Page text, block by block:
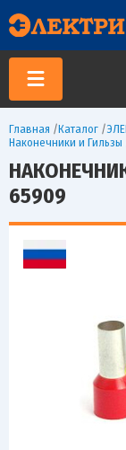
Главная /Каталог /
Наконечники и Гильзы
65909